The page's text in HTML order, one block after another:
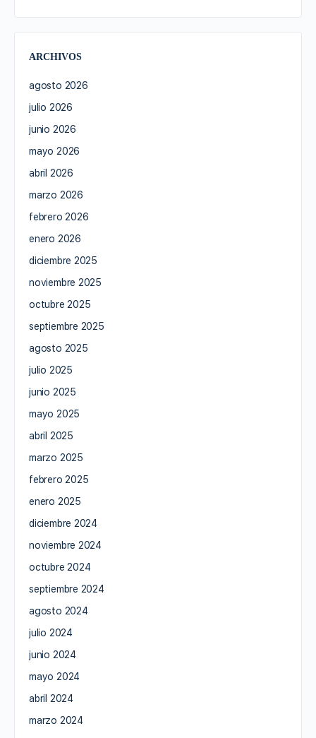
ARCHIVOS
agosto 2026
julio 2026
junio 2026
mayo 2026
abril 2026
marzo 2026
febrero 2026
enero 2026
diciembre 2025
noviembre 2025
octubre 2025
septiembre 2025
agosto 2025
julio 2025
junio 2025
mayo 2025
abril 2025
marzo 2025
febrero 2025
enero 2025
diciembre 2024
noviembre 2024
octubre 2024
septiembre 2024
agosto 2024
julio 2024
junio 2024
mayo 2024
abril 2024
marzo 2024